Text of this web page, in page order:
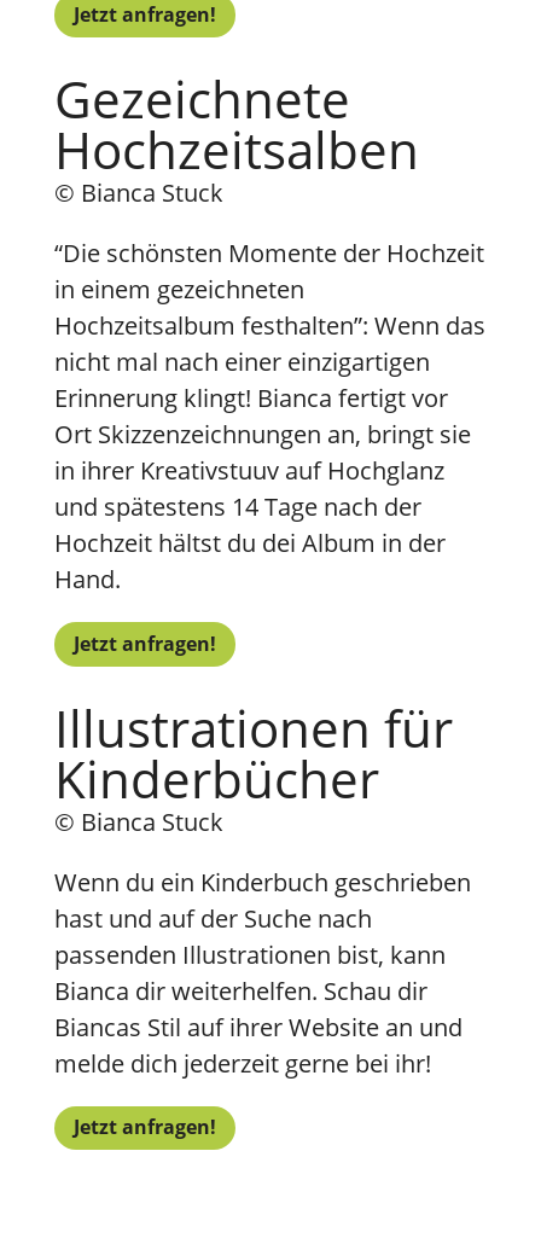
Jetzt anfragen!
Gezeichnete
Hochzeitsalben
© Bianca Stuck
“Die schönsten Momente der Hochzeit
in einem gezeichneten
Hochzeitsalbum festhalten”: Wenn das
nicht mal nach einer einzigartigen
Erinnerung klingt! Bianca fertigt vor
Ort Skizzenzeichnungen an, bringt sie
in ihrer Kreativstuuv auf Hochglanz
und spätestens 14 Tage nach der
Hochzeit hältst du dei Album in der
Hand.
Jetzt anfragen!
Illustrationen für
Kinderbücher
© Bianca Stuck
Wenn du ein Kinderbuch geschrieben
hast und auf der Suche nach
passenden Illustrationen bist, kann
Bianca dir weiterhelfen. Schau dir
Biancas Stil auf ihrer Website an und
melde dich jederzeit gerne bei ihr!
Jetzt anfragen!